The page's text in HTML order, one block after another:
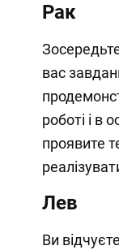
Рак
вас
роботі і в
проявите
Лев
Ви